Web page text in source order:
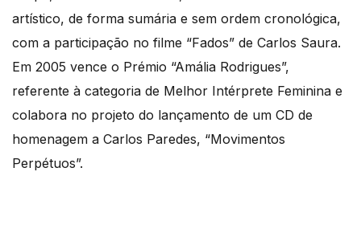
artístico, de forma sumária e sem ordem cronológica,
com a participação no filme “Fados” de Carlos Saura.
Em 2005 vence o Prémio “Amália Rodrigues”,
referente à categoria de Melhor Intérprete Feminina e
colabora no projeto do lançamento de um CD de
homenagem a Carlos Paredes, “Movimentos
Perpétuos”.